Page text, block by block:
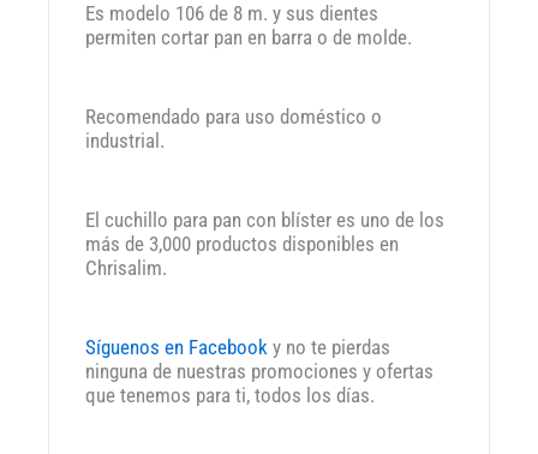
Es modelo 106 de 8 m. y sus dientes
permiten cortar pan en barra o de molde.
Recomendado para uso doméstico o
industrial.
El cuchillo para pan con blíster es uno de los
más de 3,000 productos disponibles en
Chrisalim.
Síguenos en Facebook y no te pierdas
ninguna de nuestras promociones y ofertas
que tenemos para ti, todos los días.